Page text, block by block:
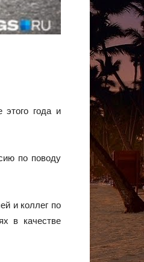
года и
по поводу
и коллег по
в качестве